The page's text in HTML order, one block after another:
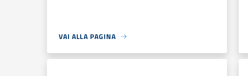
VAI ALLA PAGINA